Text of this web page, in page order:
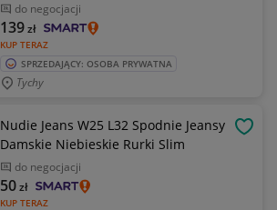
do negocjacji
KUP TERAZ
139zł
SPRZEDAJĄCY: OSOBA PRYWATNA
Tychy
Nudie Jeans W25 L32 Spodnie Jeansy
Damskie Niebieskie Rurki Slim
do negocjacji
KUP TERAZ
50zł